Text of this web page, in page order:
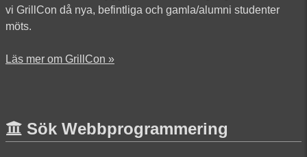
vi GrillCon då nya, befintliga och gamla/alumni studenter
möts.
Läs mer om GrillCon »
Sök Webbprogrammering